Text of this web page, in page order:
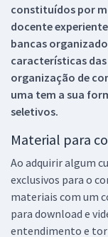
constituídos por
docente
bancas
características
organização de
uma tem a sua
seletivos.
Material para
Ao adquirir algum
exclusivos para o
materiais com um
para download e
entendimento e